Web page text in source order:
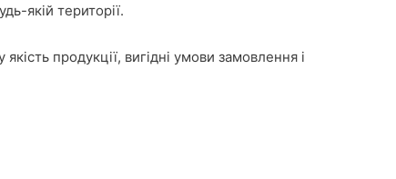
якій території.
продукції, вигідні умови замовлення і